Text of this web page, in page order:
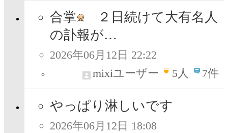
合掌
２日続けて大有名人
の訃報が…
2026年06月12日 22:22
mixiユーザー
5人 7件
やっぱり淋しいです
2026年06月12日 18:08